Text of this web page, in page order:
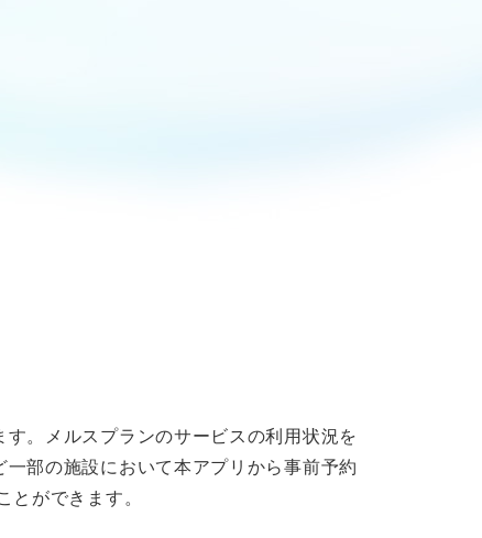
。メルスプランのサービスの利用状況を
部の施設において本アプリから事前予約
ができます。